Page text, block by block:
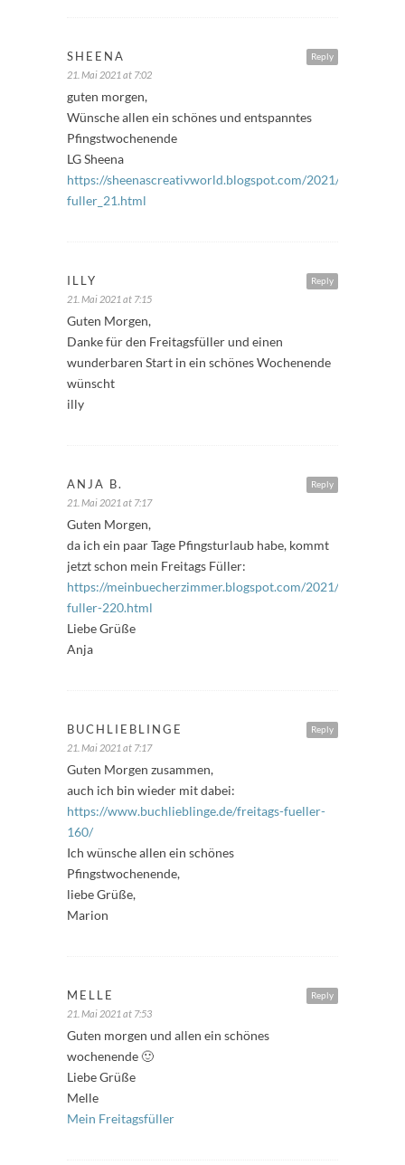
Reply
SHEENA
21. Mai 2021 at 7:02
guten morgen,
Wünsche allen ein schönes und entspanntes
Pfingstwochenende
LG Sheena
https://sheenascreativworld.blogspot.com/2021/05/freitags-
fuller_21.html
Reply
ILLY
21. Mai 2021 at 7:15
Guten Morgen,
Danke für den Freitagsfüller und einen
wunderbaren Start in ein schönes Wochenende
wünscht
illy
Reply
ANJA B.
21. Mai 2021 at 7:17
Guten Morgen,
da ich ein paar Tage Pfingsturlaub habe, kommt
jetzt schon mein Freitags Füller:
https://meinbuecherzimmer.blogspot.com/2021/05/freitags-
fuller-220.html
Liebe Grüße
Anja
Reply
BUCHLIEBLINGE
21. Mai 2021 at 7:17
Guten Morgen zusammen,
auch ich bin wieder mit dabei:
https://www.buchlieblinge.de/freitags-fueller-
160/
Ich wünsche allen ein schönes
Pfingstwochenende,
liebe Grüße,
Marion
Reply
MELLE
21. Mai 2021 at 7:53
Guten morgen und allen ein schönes
wochenende 🙂
Liebe Grüße
Melle
Mein Freitagsfüller